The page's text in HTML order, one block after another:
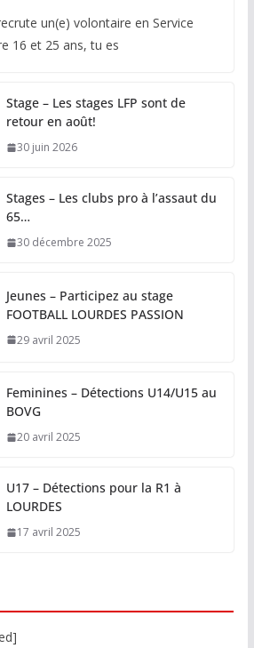
un(e) volontaire en Service
16 et 25 ans, tu es
Stage – Les stages LFP sont de
retour en août!
30 juin 2026
Stages – Les clubs pro à l’assaut du
65…
30 décembre 2025
Jeunes – Participez au stage
FOOTBALL LOURDES PASSION
29 avril 2025
Feminines – Détections U14/U15 au
BOVG
20 avril 2025
U17 – Détections pour la R1 à
LOURDES
17 avril 2025